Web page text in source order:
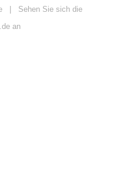
Sehen Sie sich die
an